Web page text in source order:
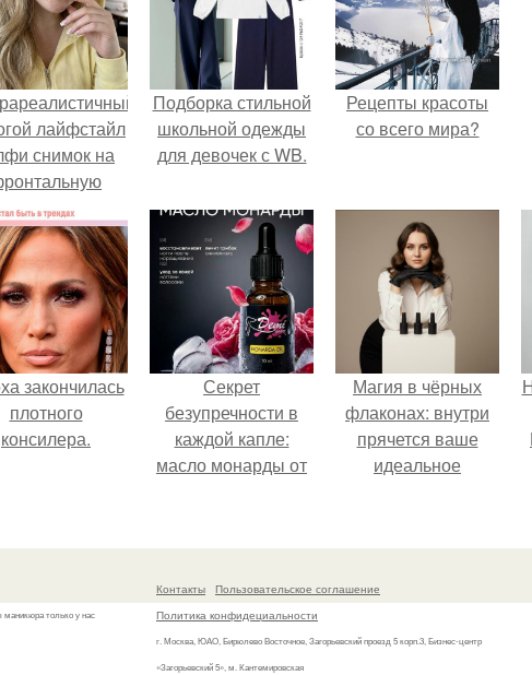
лайфстайл
снимок на
камеру.
Подборка стильной
школьной одежды
для девочек с WB.
Рецепты красоты
со всего мира?
закончилась
плотного
консилера.
Секрет
безупречности в
каждой капле:
масло монарды от
Магия в чёрных
флаконах: внутри
прячется ваше
идеальное
только у нас
Контакты
Пользовательское соглашение
Политика конфидециальности
г. Москва, ЮАО, Бирюлево Восточное, Загорьевский проезд 5 корп.3, Бизнес-центр
«Загорьевский 5», м. Кантемировская